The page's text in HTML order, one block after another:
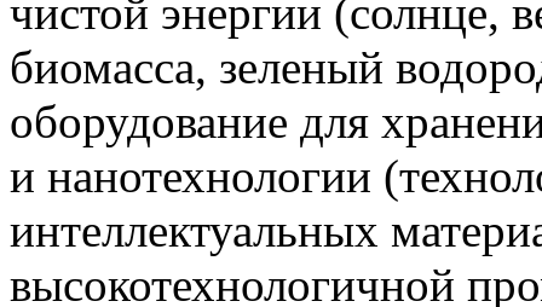
чистой энергии (солнце,
биомасса, зеленый
оборудование для
и нанотехнологии
интеллектуальных
высокотехнологичной